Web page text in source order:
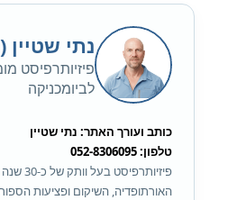
נתי שטיין (M.A.P.T)
פיזיותרפיסט
לביומכניקה
כותב ועורך האתר: נתי שטיין
טלפון: 052-8306095
פיזיותרפיסט
האורתופדיה, השיקום ופציעות